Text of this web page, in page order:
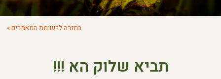
בחזרה לרשימת המאמרים »
תביא שלוק הא !!!